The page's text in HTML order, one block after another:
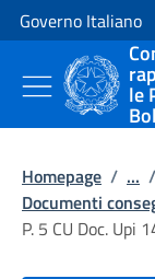
Vai al contenuto
Vai alla navigazione
Governo Italiano
le
Homepage / ... /
Documenti
P. 5 CU Doc. Upi